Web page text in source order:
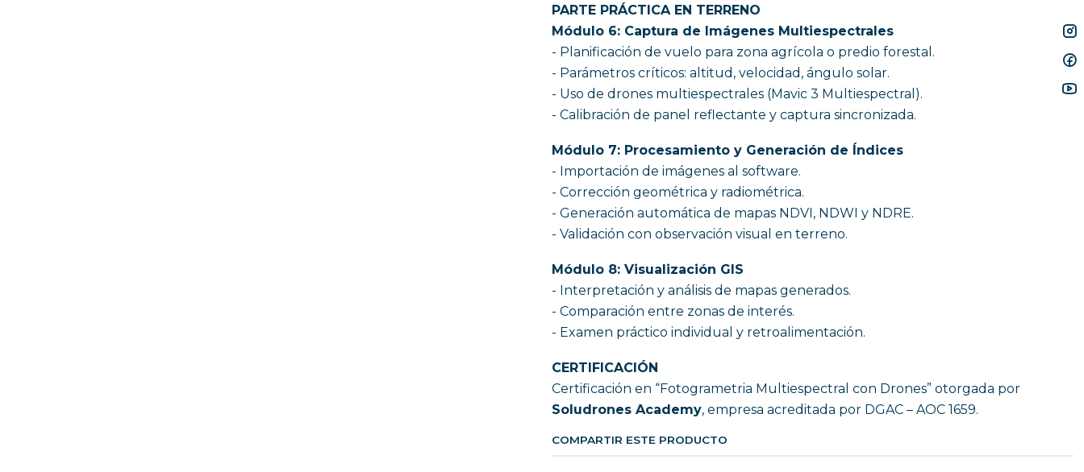
PARTE PRÁCTICA EN TERRENO
Módulo 6: Captura de Imágenes Multiespectrales
- Planificación de vuelo para zona agrícola o predio forestal.
- Parámetros críticos: altitud, velocidad, ángulo solar.
- Uso de drones multiespectrales (Mavic 3 Multiespectral).
- Calibración de panel reflectante y captura sincronizada.
Módulo 7: Procesamiento y Generación de Índices
- Importación de imágenes al software.
- Corrección geométrica y radiométrica.
- Generación automática de mapas NDVI, NDWI y NDRE.
- Validación con observación visual en terreno.
Módulo 8: Visualización GIS
- Interpretación y análisis de mapas generados.
- Comparación entre zonas de interés.
- Examen práctico individual y retroalimentación.
CERTIFICACIÓN
Certificación en “Fotogrametria Multiespectral con Drones” otorgada por
Soludrones Academy, empresa acreditada por DGAC – AOC 1659.
COMPARTIR ESTE PRODUCTO